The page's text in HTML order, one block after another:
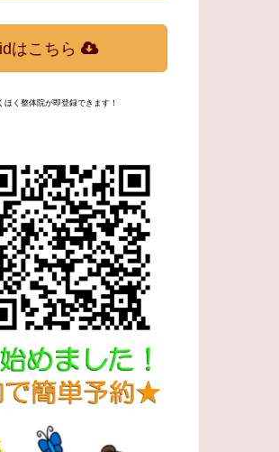
はこちら
く整体院が即登録できます！